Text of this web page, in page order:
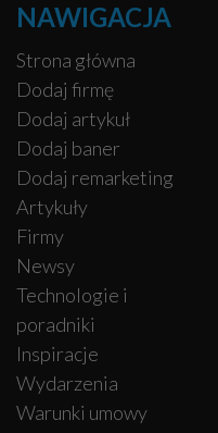
NAWIGACJA
Strona główna
Dodaj firmę
Dodaj artykuł
Dodaj baner
Dodaj remarketing
Artykuły
Firmy
Newsy
Technologie i
poradniki
Inspiracje
Wydarzenia
Warunki umowy